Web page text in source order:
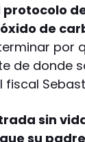
protocolo
de
por
de donde
sin
su